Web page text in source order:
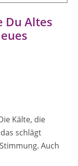
Du Altes
Kälte, die
schlägt
Auch